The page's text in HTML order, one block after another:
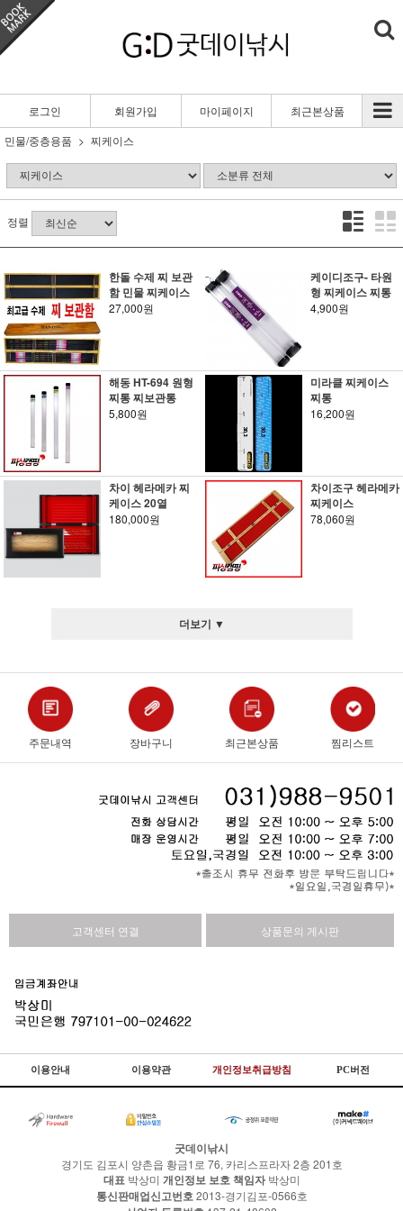
로그인 회원가입 마이페이지
최근본상품
민물/중층용품
찌케이스
정렬
한돌 수제 찌 보관
함 민물 찌케이스
27,000원
케이디조구- 타원
형 찌케이스 찌통
4,900원
해동 HT-694 원형
찌통 찌보관통
5,800원
미라클 찌케이스
찌통
16,200원
차이 헤라메카 찌
케이스 20열
180,000원
차이조구 헤라메카
찌케이스
78,060원
더보기 ▼
주문내역 장바구니 최근본상품 찜리스트
고객센터 연결 상품문의 게시판
이용안내 이용약관 개인정보취급방침 PC버전
굿데이낚시
경기도 김포시 양촌읍 황금1로 76, 카리스프라자 2층 201호
대표 박상미 개인정보 보호 책임자박상미
통신판매업신고번호 2013-경기김포-0566호